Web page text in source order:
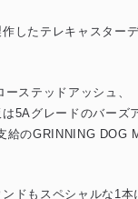
したテレキャスター
ステッドアッシュ、
5Aグレードのバーズ
給のGRINNING DOG
ンドもスペシャルな1本